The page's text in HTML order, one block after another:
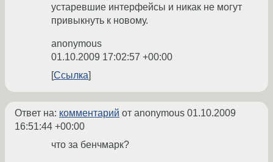
устаревшие интерфейсы и никак не могут
привыкнуть к новому.
anonymous
01.10.2009 17:02:57 +00:00
Ссылка
Ответ на: комментарий от anonymous 01.10.2009
16:51:44 +00:00
что за бенчмарк?